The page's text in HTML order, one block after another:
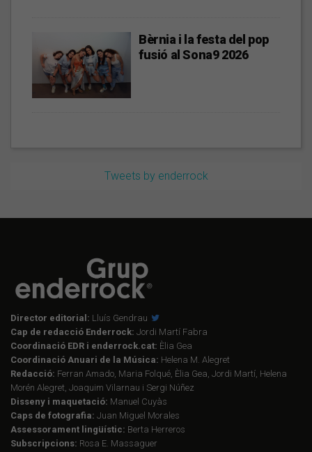
Bèrnia i la festa del pop
fusió al Sona9 2026
Tweets by enderrock
Director editorial: Lluís Gendrau
Cap de redacció Enderrock: Jordi Martí Fabra
Coordinació EDR i enderrock.cat: Èlia Gea
Coordinació Anuari de la Música: Helena M. Alegret
Redacció: Ferran Amado, Maria Folqué, Èlia Gea, Jordi Martí, Helena
Morén Alegret, Joaquim Vilarnau i Sergi Núñez
Disseny i maquetació: Manuel Cuyàs
Caps de fotografia: Juan Miguel Morales
Assessorament lingüístic: Berta Herreros
Subscripcions: Rosa E. Massaguer